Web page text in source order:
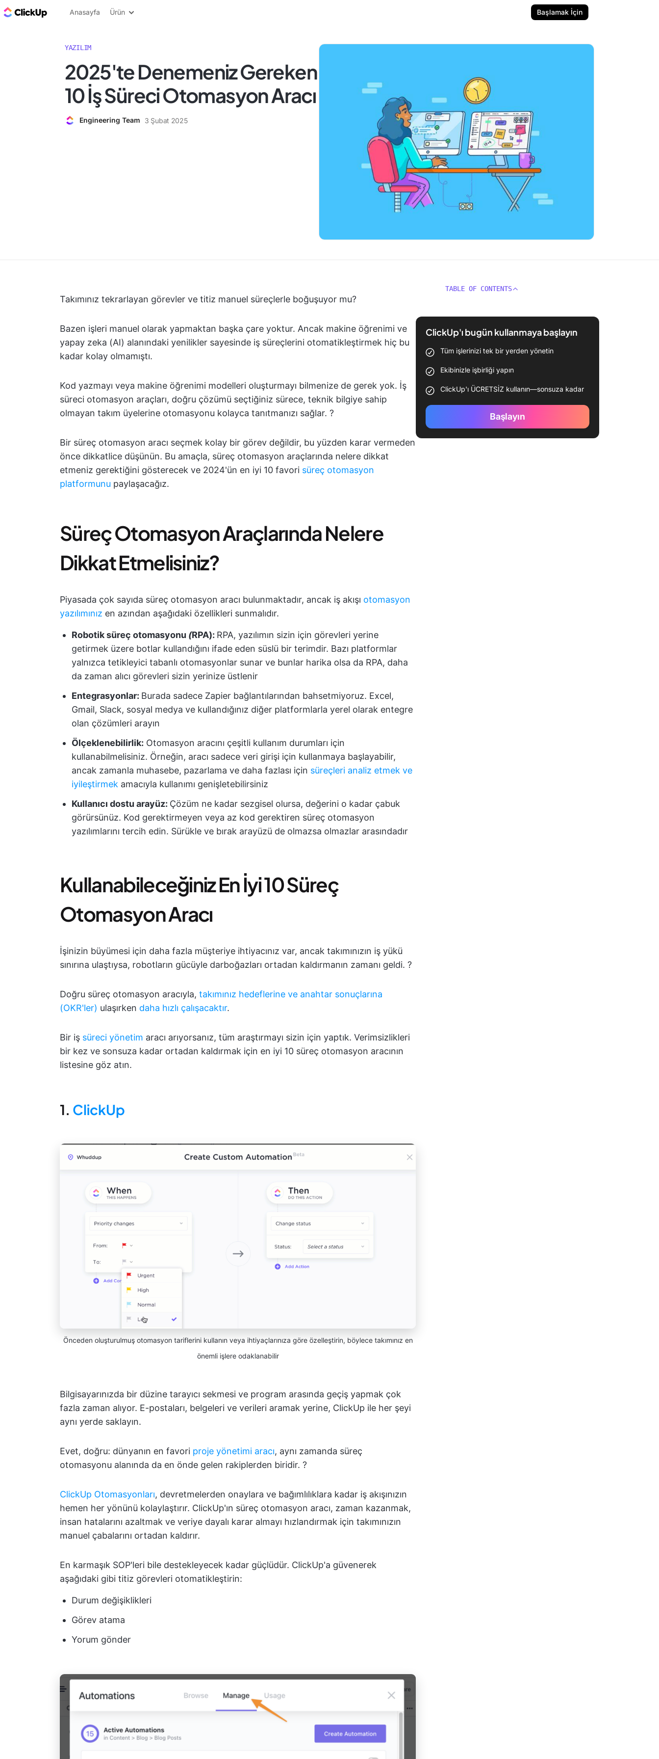
ClickUp Blog
Anasayfa Ürün Başlamak İçin
YAZILIM
2025'te Denemeniz Gereken
10 İş Süreci Otomasyon Aracı
Engineering Team 3 Şubat 2025
Takımınız tekrarlayan görevler ve titiz manuel süreçlerle boğuşuyor mu?
Bazen işleri manuel olarak yapmaktan başka çare yoktur. Ancak makine öğrenimi ve
yapay zeka (AI) alanındaki yenilikler sayesinde iş süreçlerini otomatikleştirmek hiç bu
kadar kolay olmamıştı.
Kod yazmayı veya makine öğrenimi modelleri oluşturmayı bilmenize de gerek yok. İş
süreci otomasyon araçları, doğru çözümü seçtiğiniz sürece, teknik bilgiye sahip
olmayan takım üyelerine otomasyonu kolayca tanıtmanızı sağlar. ?️
Bir süreç otomasyon aracı seçmek kolay bir görev değildir, bu yüzden karar vermeden
önce dikkatlice düşünün. Bu amaçla, süreç otomasyon araçlarında nelere dikkat
etmeniz gerektiğini gösterecek ve 2024'ün en iyi 10 favori süreç otomasyon
platformunu paylaşacağız.
Süreç Otomasyon Araçlarında Nelere
Dikkat Etmelisiniz?
Piyasada çok sayıda süreç otomasyon aracı bulunmaktadır, ancak iş akışı otomasyon
yazılımınız en azından aşağıdaki özellikleri sunmalıdır.
Robotik süreç otomasyonu (RPA): RPA, yazılımın sizin için görevleri yerine
getirmek üzere botlar kullandığını ifade eden süslü bir terimdir. Bazı platformlar
yalnızca tetikleyici tabanlı otomasyonlar sunar ve bunlar harika olsa da RPA, daha
da zaman alıcı görevleri sizin yerinize üstlenir
Entegrasyonlar: Burada sadece Zapier bağlantılarından bahsetmiyoruz. Excel,
Gmail, Slack, sosyal medya ve kullandığınız diğer platformlarla yerel olarak entegre
olan çözümleri arayın
Ölçeklenebilirlik: Otomasyon aracını çeşitli kullanım durumları için
kullanabilmelisiniz. Örneğin, aracı sadece veri girişi için kullanmaya başlayabilir,
ancak zamanla muhasebe, pazarlama ve daha fazlası için süreçleri analiz etmek ve
iyileştirmek amacıyla kullanımı genişletebilirsiniz
Kullanıcı dostu arayüz: Çözüm ne kadar sezgisel olursa, değerini o kadar çabuk
görürsünüz. Kod gerektirmeyen veya az kod gerektiren süreç otomasyon
yazılımlarını tercih edin. Sürükle ve bırak arayüzü de olmazsa olmazlar arasındadır
Kullanabileceğiniz En İyi 10 Süreç
Otomasyon Aracı
İşinizin büyümesi için daha fazla müşteriye ihtiyacınız var, ancak takımınızın iş yükü
sınırına ulaştıysa, robotların gücüyle darboğazları ortadan kaldırmanın zamanı geldi. ?
Doğru süreç otomasyon aracıyla, takımınız hedeflerine ve anahtar sonuçlarına
(OKR'ler) ulaşırken daha hızlı çalışacaktır.
Bir iş süreci yönetim aracı arıyorsanız, tüm araştırmayı sizin için yaptık. Verimsizlikleri
bir kez ve sonsuza kadar ortadan kaldırmak için en iyi 10 süreç otomasyon aracının
listesine göz atın.
1. ClickUp
Önceden oluşturulmuş otomasyon tariflerini kullanın veya ihtiyaçlarınıza göre özelleştirin, böylece takımınız en
önemli işlere odaklanabilir
Bilgisayarınızda bir düzine tarayıcı sekmesi ve program arasında geçiş yapmak çok
fazla zaman alıyor. E-postaları, belgeleri ve verileri aramak yerine, ClickUp ile her şeyi
aynı yerde saklayın.
Evet, doğru: dünyanın en favori proje yönetimi aracı, aynı zamanda süreç
otomasyonu alanında da en önde gelen rakiplerden biridir. ?
ClickUp Otomasyonları, devretmelerden onaylara ve bağımlılıklara kadar iş akışınızın
hemen her yönünü kolaylaştırır. ClickUp'ın süreç otomasyon aracı, zaman kazanmak,
insan hatalarını azaltmak ve veriye dayalı karar almayı hızlandırmak için takımınızın
manuel çabalarını ortadan kaldırır.
En karmaşık SOP'leri bile destekleyecek kadar güçlüdür. ClickUp'a güvenerek
aşağıdaki gibi titiz görevleri otomatikleştirin:
Durum değişiklikleri
Görev atama
Yorum gönder
TABLE OF CONTENTS
ClickUp'ı bugün kullanmaya başlayın
Tüm işlerinizi tek bir yerden yönetin
Ekibinizle işbirliği yapın
ClickUp'ı ÜCRETSİZ kullanın—sonsuza kadar
Başlayın